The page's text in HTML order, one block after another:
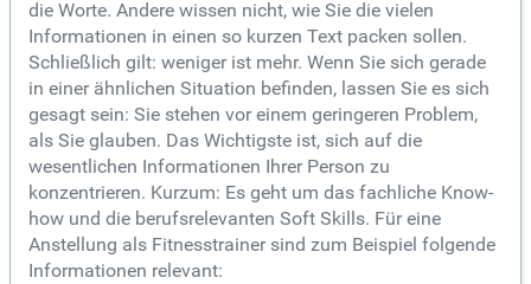
die Worte. Andere wissen nicht, wie Sie die vielen
Informationen in einen so kurzen Text packen sollen.
Schließlich gilt: weniger ist mehr. Wenn Sie sich gerade
in einer ähnlichen Situation befinden, lassen Sie es sich
gesagt sein: Sie stehen vor einem geringeren Problem,
als Sie glauben. Das Wichtigste ist, sich auf die
wesentlichen Informationen Ihrer Person zu
konzentrieren. Kurzum: Es geht um das fachliche Know-
how und die berufsrelevanten Soft Skills. Für eine
Anstellung als Fitnesstrainer sind zum Beispiel folgende
Informationen relevant: